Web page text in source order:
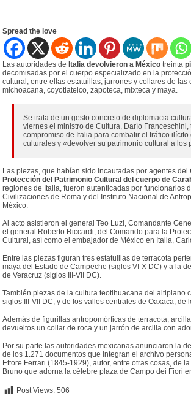
Spread the love
Las autoridades de Italia devolvieron a Méxicotreinta
decomisadas por el cuerpo especializado en la
cultural, entre ellas estatuillas, jarrones y collares de las
michoacana, coyotlatelco, zapoteca, mixteca y maya.
Se trata de un gesto concreto de diplomacia
viernes el ministro de Cultura, Darío Franceschini,
compromiso de Italia para combatir el tráfico ilícito
culturales y «devolver su patrimonio cultural a los
Las piezas, que habían sido incautadas por agentes del
Protección del Patrimonio Cultural del cuerpo de
regiones de Italia, fueron autenticadas por funcionarios
Civilizaciones de Roma y del Instituto Nacional de
México.
Al acto asistieron el general Teo Luzi, Comandante
el general Roberto Riccardi, del Comando para la
Cultural, así como el embajador de México en Italia,
Entre las piezas figuran tres estatuillas de terracota
maya del Estado de Campeche (siglos VI-X DC) y a la
de Veracruz (siglos III-VII DC).
También piezas de la cultura teotihuacana del altiplano
siglos III-VII DC, y de los valles centrales de Oaxaca, de
Además de figurillas antropomórficas de terracota,
devueltos un collar de roca y un jarrón de arcilla con
Por su parte las autoridades mexicanas anunciaron la
de los 1.271 documentos que integran el archivo
Ettore Ferrari (1845-1929), autor, entre otras cosas, de
Bruno que adorna la célebre plaza de Campo dei Fiori
Post Views: 506